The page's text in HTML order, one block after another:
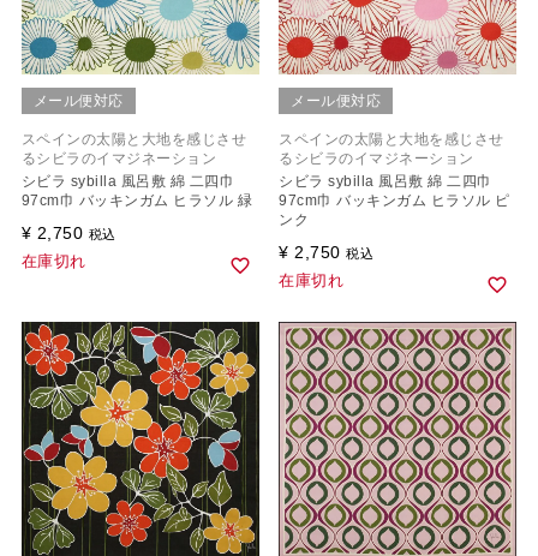
メール便対応
スペインの太陽と大地を感じさせ
るシビラのイマジネーション
シビラ sybilla 風呂敷 綿 二四巾
97cm巾 バッキンガム ヒラソル 緑
¥ 2,750 税込
在庫切れ
メール便対応
スペインの太陽と大地を感じさせ
るシビラのイマジネーション
シビラ sybilla 風呂敷 綿 二四巾
97cm巾 バッキンガム ヒラソル ピ
ンク
¥ 2,750 税込
在庫切れ